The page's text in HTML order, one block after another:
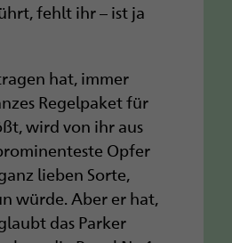
fehlt ihr – ist ja
hat, immer
Regelpaket für
wird von ihr aus
Opfer
lieben Sorte,
würde. Aber er hat,
das Parker